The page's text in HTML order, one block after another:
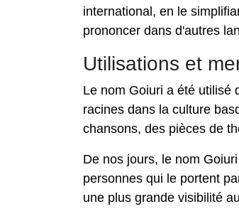
international, en le
prononcer dans d'autres
Utilisations et
Le nom Goiuri a été utilisé
racines dans la culture
chansons, des pièces de
De nos jours, le nom
personnes qui le portent
une plus grande visibilité